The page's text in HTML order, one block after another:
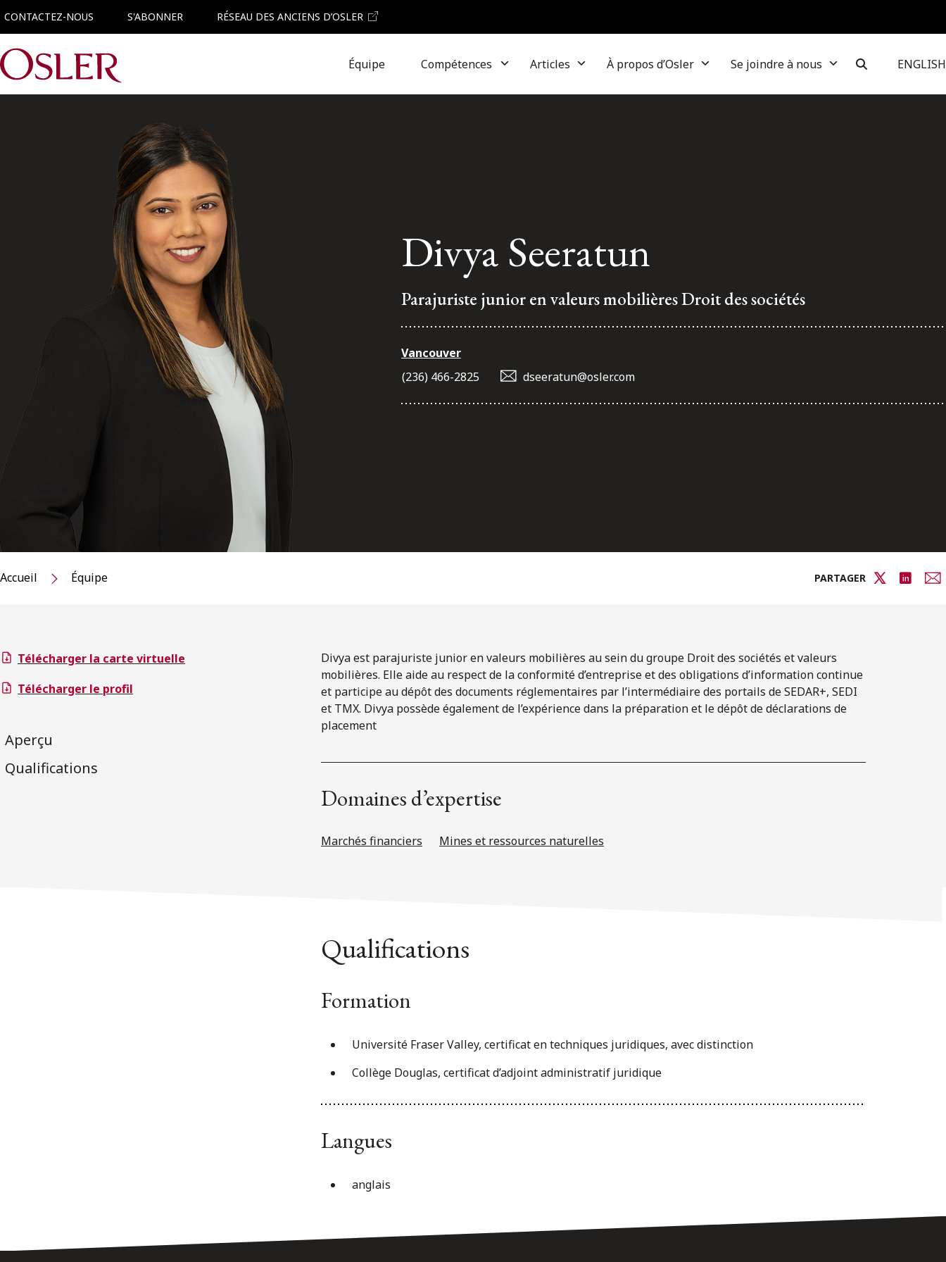
CONTACTEZ-NOUS S'ABONNER RÉSEAU DES ANCIENS D’OSLER
Main Navigation Équipe Compétences Articles À propos d’Osler Se joindre à nous ENGLISH
Divya Seeratun
Parajuriste junior en valeurs mobilières Droit des sociétés
Vancouver
(236) 466-2825
dseeratun@osler.com
Accueil Équipe PARTAGER
Télécharger la carte virtuelle
Télécharger le profil
Aperçu
Qualifications
Divya est parajuriste junior en valeurs mobilières au sein du groupe Droit des sociétés et valeurs
mobilières. Elle aide au respect de la conformité d’entreprise et des obligations d’information continue
et participe au dépôt des documents réglementaires par l’intermédiaire des portails de SEDAR+, SEDI
et TMX. Divya possède également de l’expérience dans la préparation et le dépôt de déclarations de
placement
Domaines d’expertise
Marchés financiers Mines et ressources naturelles
Qualifications
Formation
Université Fraser Valley, certificat en techniques juridiques, avec distinction
Collège Douglas, certificat d’adjoint administratif juridique
Langues
anglais